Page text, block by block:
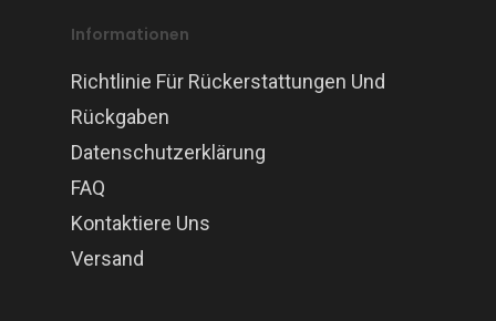
Informationen
Richtlinie Für Rückerstattungen Und
Rückgaben
Datenschutzerklärung
FAQ
Kontaktiere Uns
Versand